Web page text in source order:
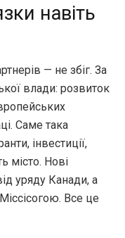
навіть
— не збіг. За
влади: розвиток
. Саме така
, інвестиції,
місто. Нові
уряду Канади, а
. Все це